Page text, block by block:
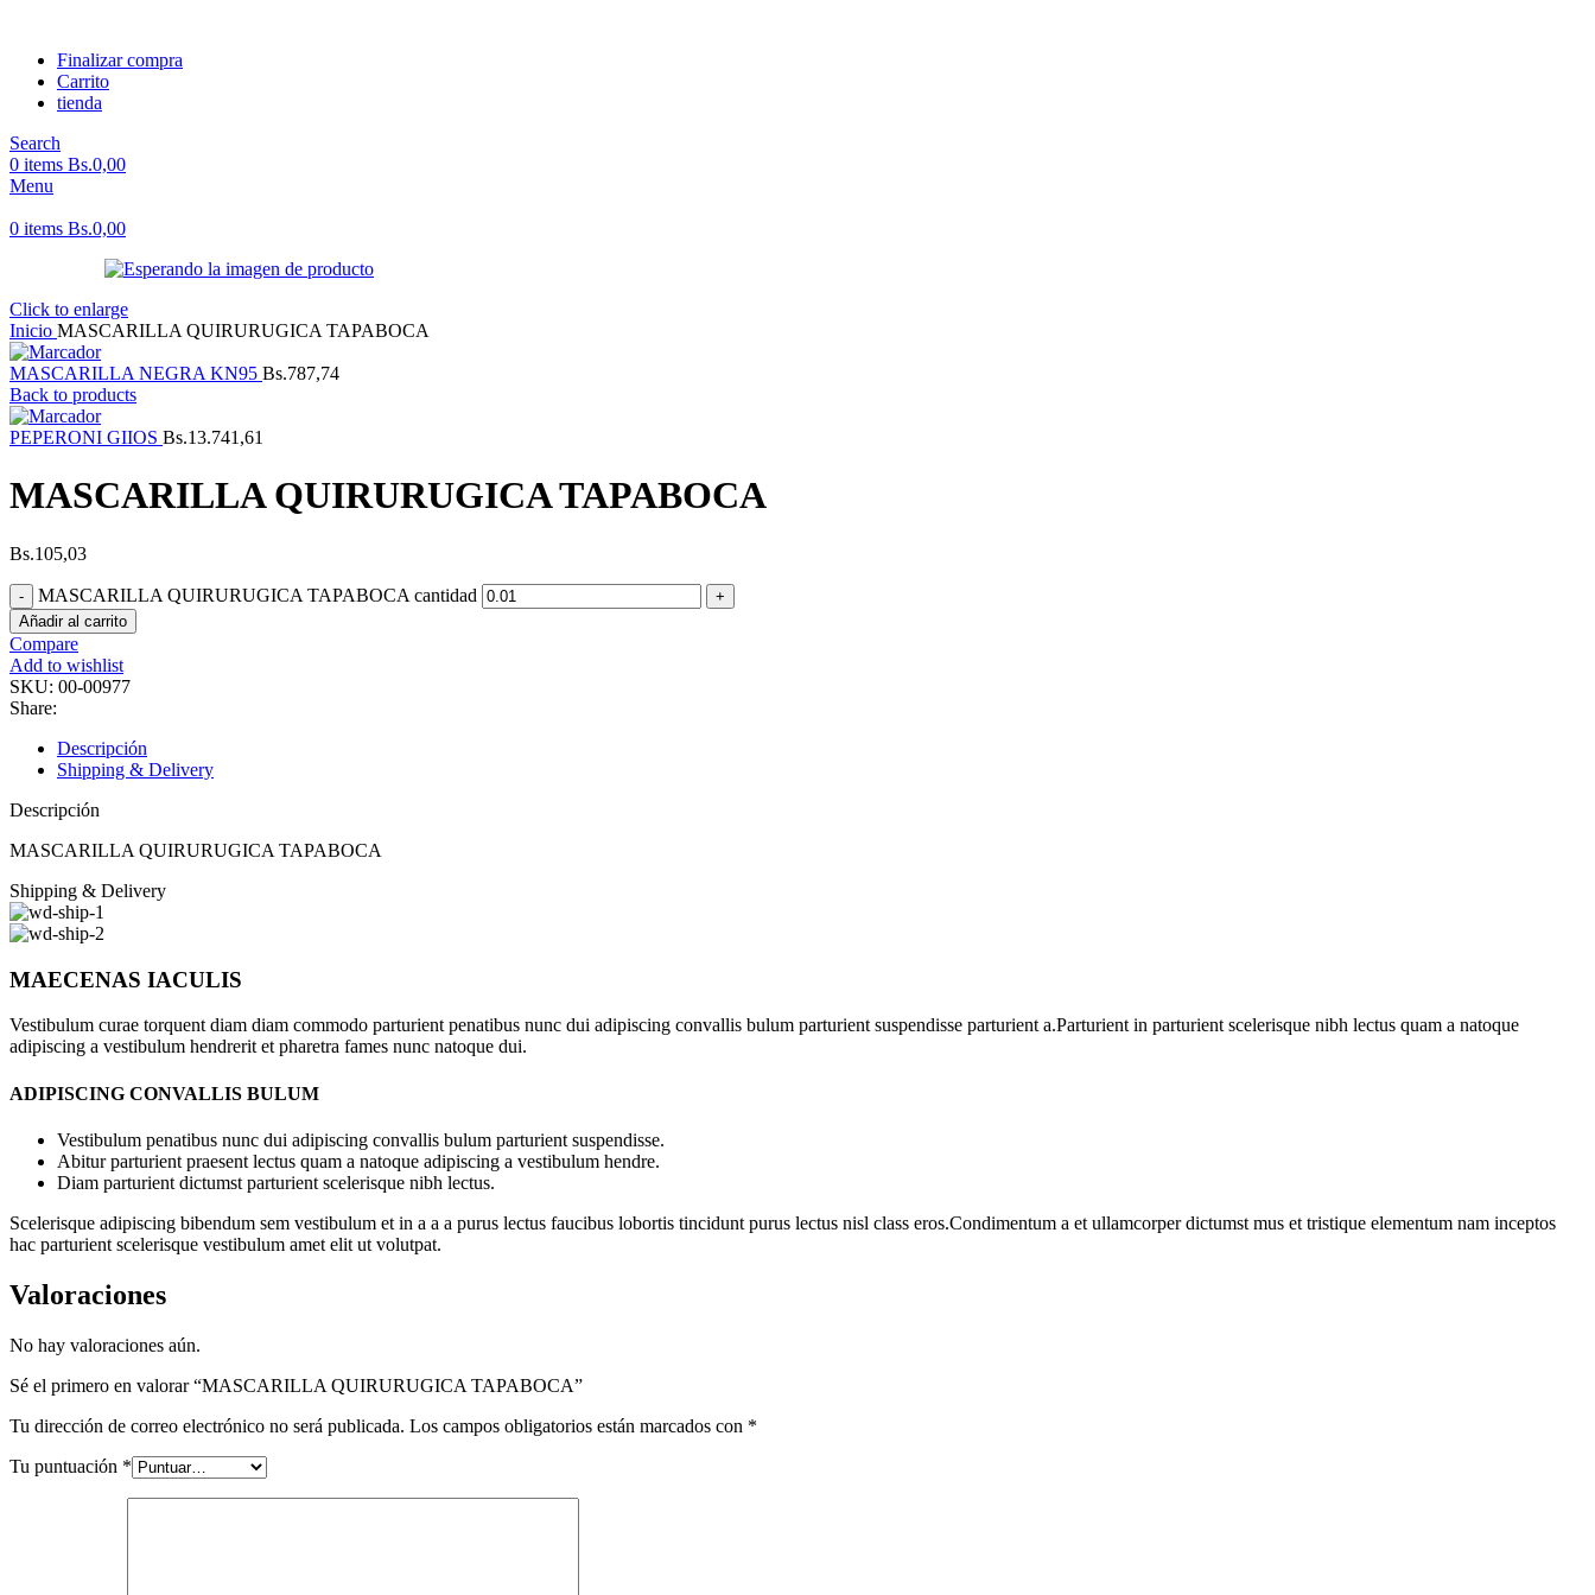
Finalizar compra
Carrito
tienda
Search
0 items Bs.0,00
Menu
0 items Bs.0,00
Click to enlarge
Inicio MASCARILLA QUIRURUGICA TAPABOCA
MASCARILLA NEGRA KN95 Bs.787,74
Back to products
PEPERONI GIIOS Bs.13.741,61
MASCARILLA QUIRURUGICA TAPABOCA
Bs.105,03
MASCARILLA QUIRURUGICA TAPABOCA cantidad
Añadir al carrito
Compare
Add to wishlist
SKU: 00-00977
Share:
Descripción
Shipping & Delivery
Descripción
MASCARILLA QUIRURUGICA TAPABOCA
Shipping & Delivery
MAECENAS IACULIS
Vestibulum curae torquent diam diam commodo parturient penatibus nunc dui adipiscing convallis bulum parturient suspendisse parturient a.Parturient in parturient scelerisque nibh lectus quam a natoque
adipiscing a vestibulum hendrerit et pharetra fames nunc natoque dui.
ADIPISCING CONVALLIS BULUM
Vestibulum penatibus nunc dui adipiscing convallis bulum parturient suspendisse.
Abitur parturient praesent lectus quam a natoque adipiscing a vestibulum hendre.
Diam parturient dictumst parturient scelerisque nibh lectus.
Scelerisque adipiscing bibendum sem vestibulum et in a a a purus lectus faucibus lobortis tincidunt purus lectus nisl class eros.Condimentum a et ullamcorper dictumst mus et tristique elementum nam inceptos
hac parturient scelerisque vestibulum amet elit ut volutpat.
Valoraciones
No hay valoraciones aún.
Sé el primero en valorar “MASCARILLA QUIRURUGICA TAPABOCA”
Tu dirección de correo electrónico no será publicada. Los campos obligatorios están marcados con *
Tu puntuación *